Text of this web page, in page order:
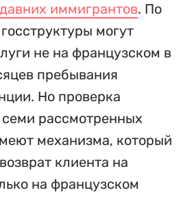
иммигрантов. По
могут
не на французском в
пребывания
Но проверка
семи рассмотренных
механизма, который
клиента на
на французском